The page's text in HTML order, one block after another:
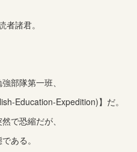
者諸君。
部隊第一班、
Education-Expedition)】だ。
で恐縮だが、
ある。